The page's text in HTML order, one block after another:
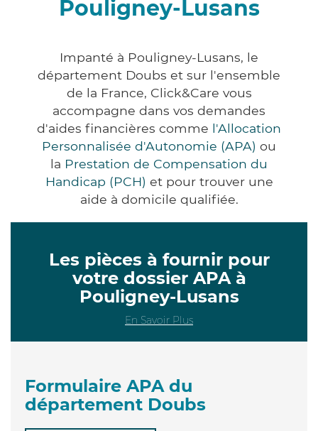
Pouligney-Lusans
Impanté à Pouligney-Lusans, le
département Doubs et sur l'ensemble
de la France, Click&Care vous
accompagne dans vos demandes
d'aides financières comme l'Allocation
Personnalisée d'Autonomie (APA) ou
la Prestation de Compensation du
Handicap (PCH) et pour trouver une
aide à domicile qualifiée.
Les pièces à fournir pour
votre dossier APA à
Pouligney-Lusans
En Savoir Plus
Formulaire APA du
département Doubs